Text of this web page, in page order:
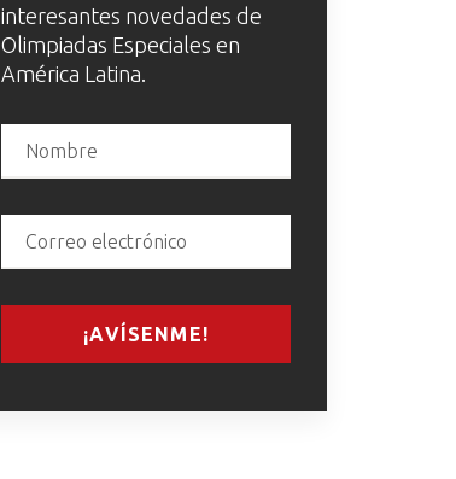
interesantes novedades de
Olimpiadas Especiales en
América Latina.
¡AVÍSENME!